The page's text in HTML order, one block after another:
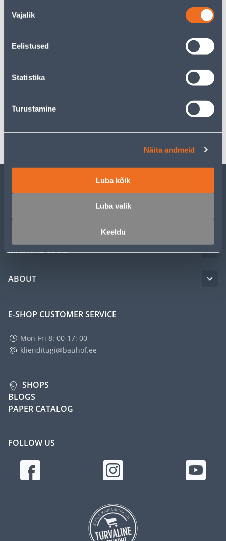
valik
Vajalik
Eelistused
Statistika
Turustamine
Näita andmeid
Luba kõik
Luba valik
Keeldu
Description
CUSTOMER SERVICE
SERVICE
MASTERS CLUB
ABOUT
E-SHOP CUSTOMER SERVICE
Mon-Fri 8: 00-17: 00
klienditugi@bauhof.ee
SHOPS
BLOGS
PAPER CATALOG
FOLLOW US